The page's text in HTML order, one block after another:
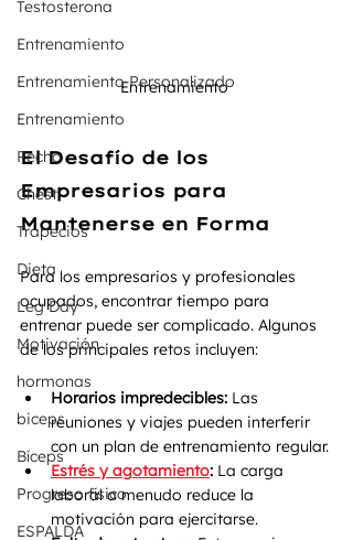
Testosterona
Entrenamiento
Entrenamiento Personalizado
Entrenamiento
Pecho
Chest
Trapecios
Dieta
Leg Day
Motivación
hormonas
biceps
Bíceps
Progreso físico
ESPALDA
Entrenamiento
El Desafío de los
Empresarios para
Mantenerse en Forma
Para los empresarios y profesionales
ocupados, encontrar tiempo para
entrenar puede ser complicado. Algunos
de los principales retos incluyen:
Horarios impredecibles: Las
reuniones y viajes pueden interferir
con un plan de entrenamiento regular.
Estrés y agotamiento: La carga
laboral a menudo reduce la
motivación para ejercitarse.